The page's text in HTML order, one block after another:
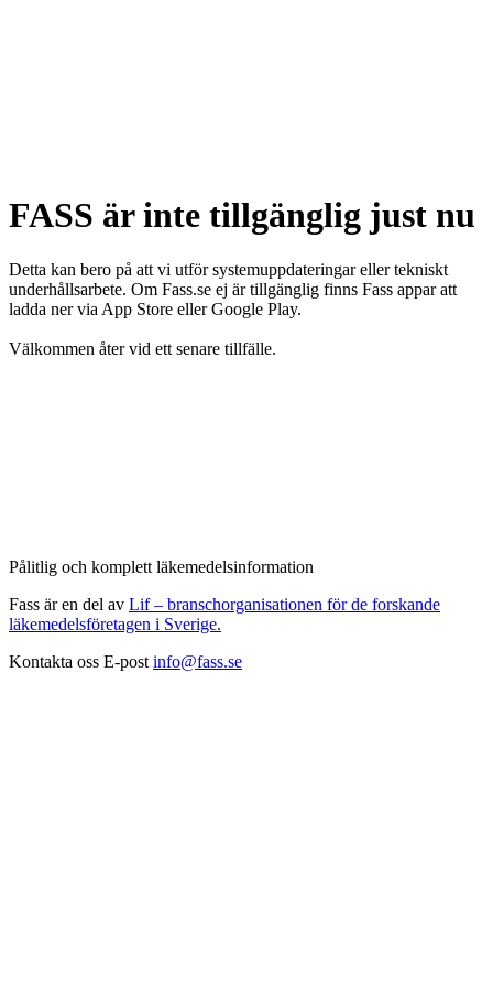
FASS är inte tillgänglig just nu
Detta kan bero på att vi utför systemuppdateringar eller tekniskt
underhållsarbete. Om Fass.se ej är tillgänglig finns Fass appar att
ladda ner via App Store eller Google Play.
Välkommen åter vid ett senare tillfälle.
Pålitlig och komplett läkemedelsinformation
Fass är en del av Lif – branschorganisationen för de forskande
läkemedelsföretagen i Sverige.
Kontakta oss E-post info@fass.se